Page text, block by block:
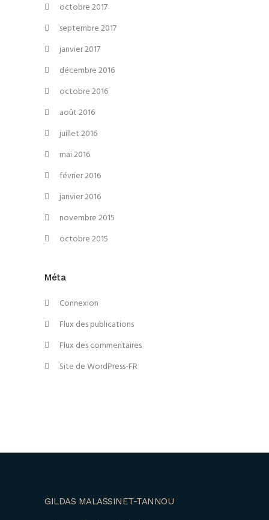
octobre 2017
septembre 2017
janvier 2017
décembre 2016
octobre 2016
août 2016
juillet 2016
mai 2016
février 2016
janvier 2016
novembre 2015
octobre 2015
Méta
Connexion
Flux des publications
Flux des commentaires
Site de WordPress-FR
GILDAS MALASSINET-TANNOU